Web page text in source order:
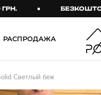
БЕЗКОШТОВНА
Брюки
РАСПРОДАЖА
Светлый беж